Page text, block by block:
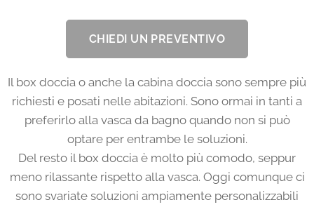
CHIEDI UN PREVENTIVO
Il box doccia o anche la cabina doccia sono sempre più
richiesti e posati nelle abitazioni. Sono ormai in tanti a
preferirlo alla vasca da bagno quando non si può
optare per entrambe le soluzioni.
Del resto il box doccia è molto più comodo, seppur
meno rilassante rispetto alla vasca. Oggi comunque ci
sono svariate soluzioni ampiamente personalizzabili